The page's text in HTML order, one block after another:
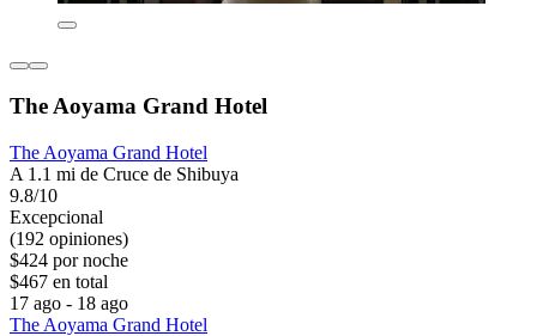
The Aoyama Grand Hotel
The Aoyama Grand Hotel
A 1.1 mi de Cruce de Shibuya
9.8/10
Excepcional
(192 opiniones)
$424 por noche
$467 en total
17 ago - 18 ago
The Aoyama Grand Hotel